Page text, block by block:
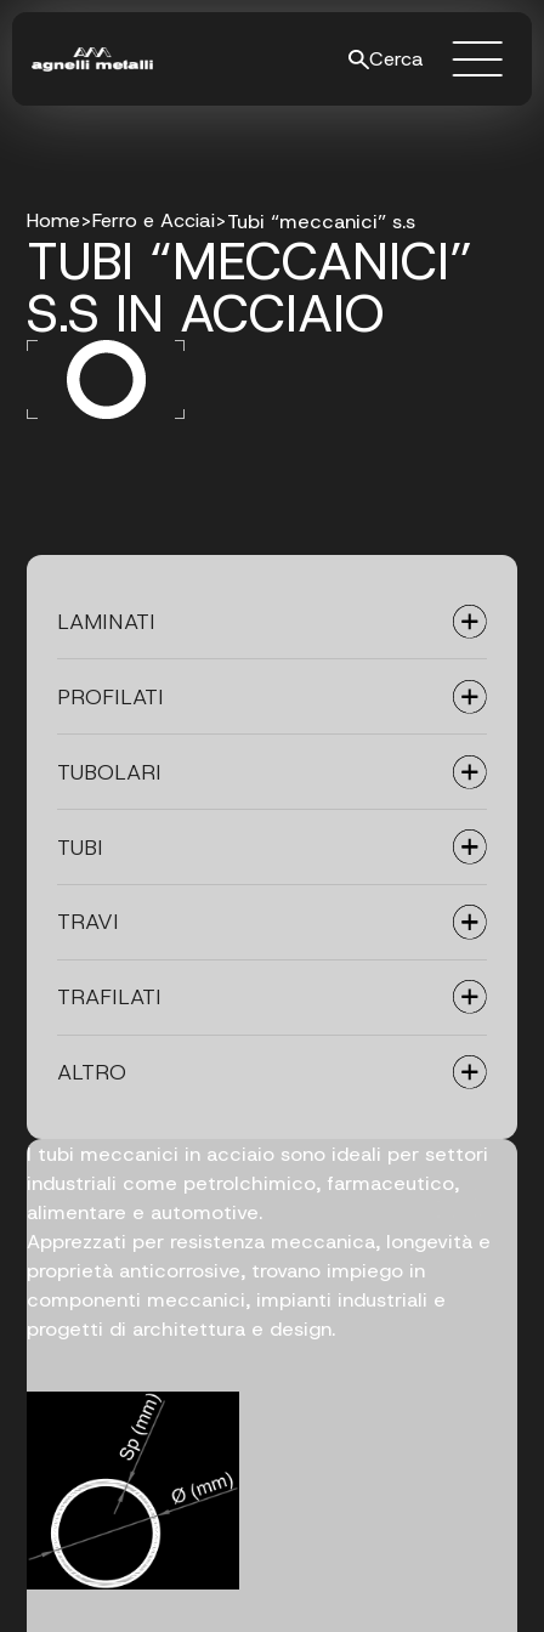
Cerca
Home>Ferro e Acciai>Tubi “meccanici” s.s
TUBI “MECCANICI”
S.S IN ACCIAIO
LAMINATI
PROFILATI
TUBOLARI
TUBI
TRAVI
TRAFILATI
ALTRO
I tubi meccanici in acciaio sono ideali per settori
industriali come petrolchimico, farmaceutico,
alimentare e automotive.
Apprezzati per resistenza meccanica, longevità e
proprietà anticorrosive, trovano impiego in
componenti meccanici, impianti industriali e
progetti di architettura e design.